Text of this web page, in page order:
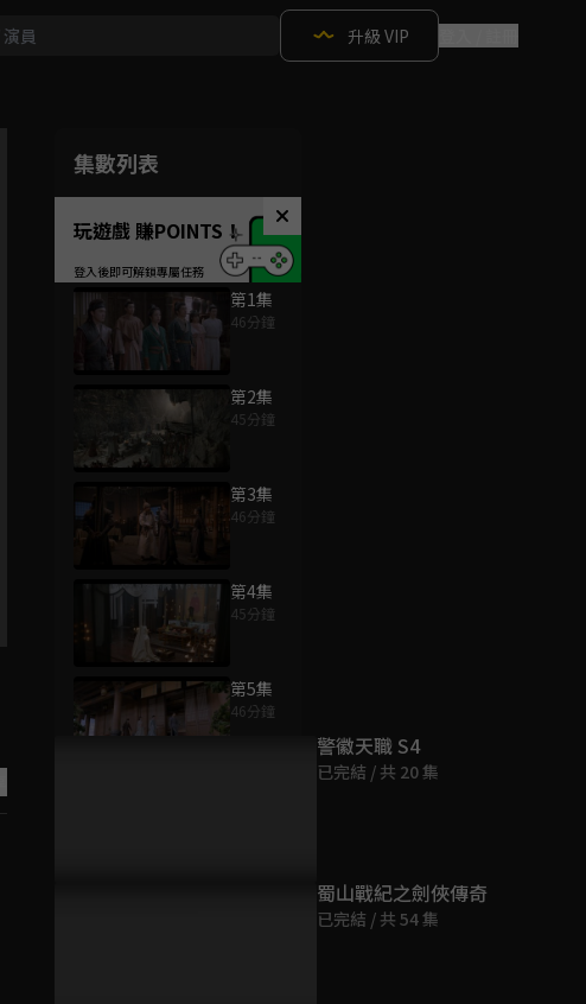
升級 VIP
集數列表
玩遊戲 賺POINTS！
第1集
46分鐘
第2集
45分鐘
第3集
46分鐘
第4集
45分鐘
第5集
46分鐘
為您推薦
警徽天職 S4
已完結 / 共 20 集
蜀山戰紀之劍俠傳奇
已完結 / 共 54 集